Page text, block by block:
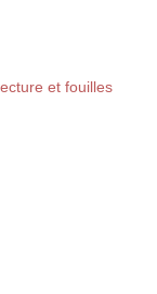
et fouilles